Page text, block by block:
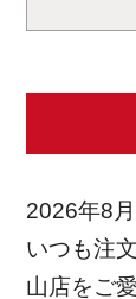
2026年8
いつも注
山店をご